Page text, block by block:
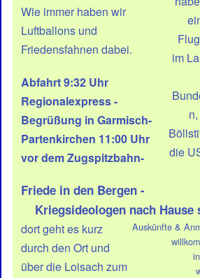
im
die
Friede in den Bergen -
Kriegsideologen nach Hause
Auskünfte &
Wie immer haben wir
Luftballons und
Friedensfahnen dabei.
Abfahrt 9:32 Uhr
Regionalexpress -
Begrüßung in Garmisch-
Partenkirchen 11:00 Uhr
vor dem Zugspitzbahn-
dort geht es kurz
durch den Ort und
über die Loisach zum